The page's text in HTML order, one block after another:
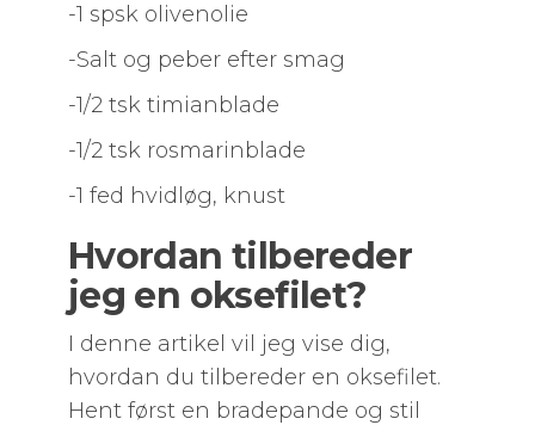
-1 spsk olivenolie
-Salt og peber efter smag
-1/2 tsk timianblade
-1/2 tsk rosmarinblade
-1 fed hvidløg, knust
Hvordan tilbereder
jeg en oksefilet?
I denne artikel vil jeg vise dig,
hvordan du tilbereder en oksefilet.
Hent først en bradepande og stil